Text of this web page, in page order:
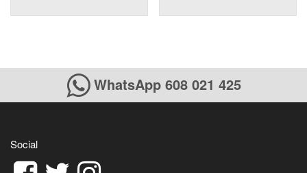
WhatsApp 608 021 425
Social